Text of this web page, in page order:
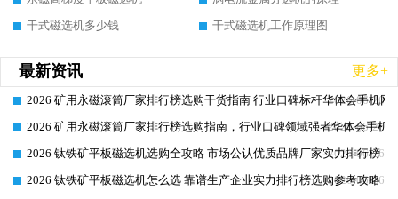
干式磁选机多少钱
干式磁选机工作原理图
最新资讯 更多+
2026-06-26
2026 矿用永磁滚筒厂家排行榜选购干货指南 行业口碑标杆华体会手机网
2026-06-26
2026 矿用永磁滚筒厂家排行榜选购指南，行业口碑领域强者华体会手机
2026-06-26
2026 钛铁矿平板磁选机选购全攻略 市场公认优质品牌厂家实力排行榜
2026-06-26
2026 钛铁矿平板磁选机怎么选 靠谱生产企业实力排行榜选购参考攻略